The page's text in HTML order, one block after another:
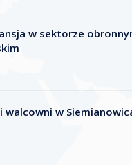
w sektorze
w